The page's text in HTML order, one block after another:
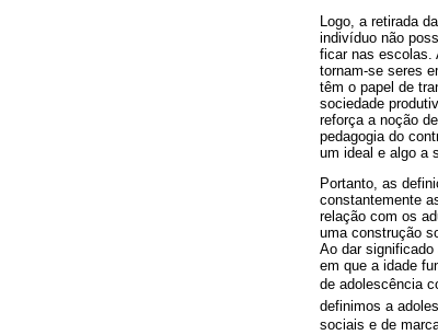
Logo, a retirada
indivíduo não
ficar nas escolas.
tornam-se seres
têm o papel de
sociedade
reforça a noção
pedagogia do
um ideal e algo a
Portanto, as
constantemente
relação com os
uma construção
Ao dar
em que a idade
de adolescência
definimos a
sociais e de